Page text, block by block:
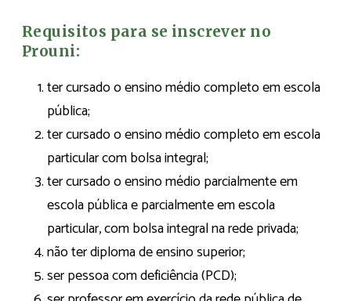
Requisitos para se inscrever no
Prouni:
ter cursado o ensino médio completo em escola
pública;
ter cursado o ensino médio completo em escola
particular com bolsa integral;
ter cursado o ensino médio parcialmente em
escola pública e parcialmente em escola
particular, com bolsa integral na rede privada;
não ter diploma de ensino superior;
ser pessoa com deficiência (PCD);